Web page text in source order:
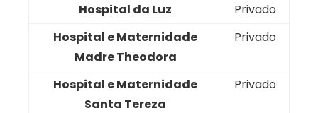
Hospital da Luz
Privado
Hospital e Maternidade
Madre Theodora
Privado
Hospital e Maternidade
Santa Tereza
Privado